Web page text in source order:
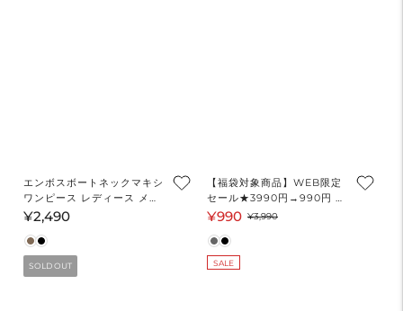
エンボスボートネックマキシ
ワンピース レディース メー
ル便不可
通
常
価
格
¥2,490
SOLD OUT
【福袋対象商品】WEB限定
セール★3990円→990円 ス
リットニットドレス レディ
¥990 セ
通
¥3,990
SALE